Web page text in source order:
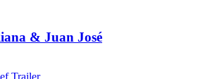
& Juan José